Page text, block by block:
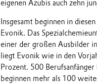
eigenen Azubis auch zehn
Insgesamt beginnen in
Evonik. Das
einer der großen Ausbilder
liegt Evonik wie in den
Prozent. 500
beginnen mehr als 100